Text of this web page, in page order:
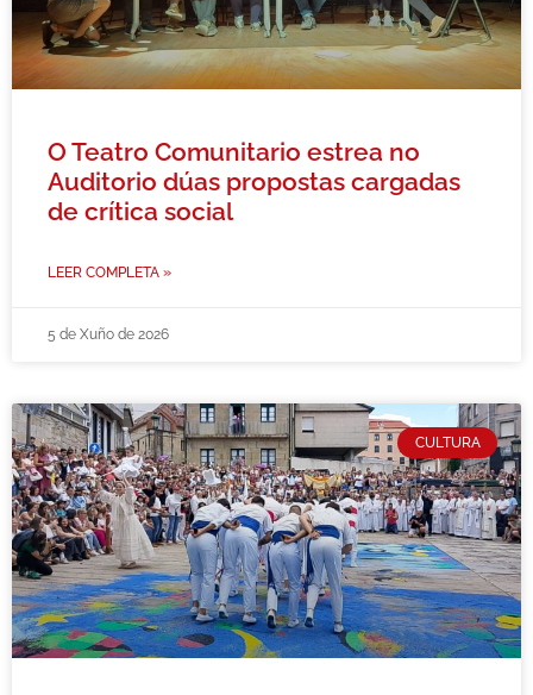
O Teatro Comunitario estrea no
Auditorio dúas propostas cargadas
de crítica social
LEER COMPLETA »
5 de Xuño de 2026
CULTURA